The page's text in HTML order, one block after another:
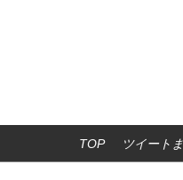
TOP ツイート